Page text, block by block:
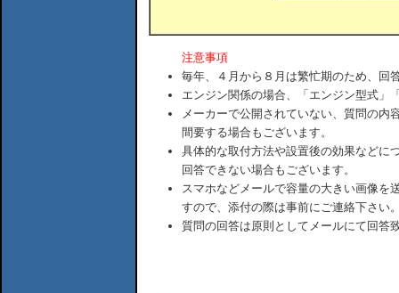
注意事項
毎年、４月から８月は繁忙期のため、回
エンジン関係の場合、「エンジン型式」
メーカーで公開されていない、質問の内
間要する場合もございます。
具体的な取付方法や設置後の効果などに
回答できない場合もございます。
スマホなどメールで容量の大きい画像を
すので、添付の際は事前にご連絡下さい
質問の回答は原則としてメールにて回答